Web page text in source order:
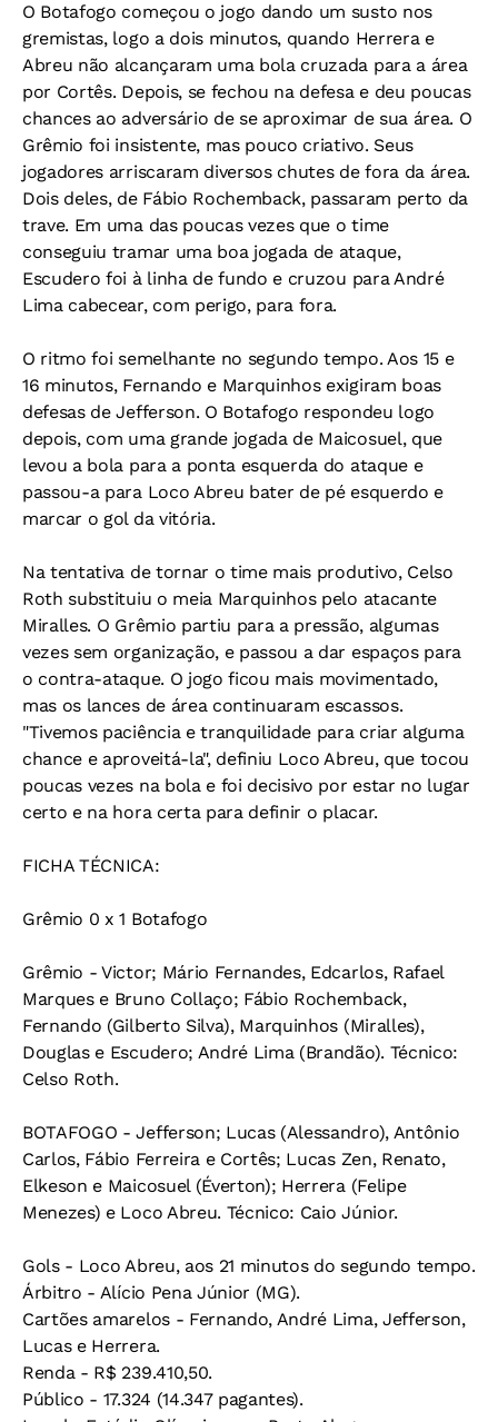
O Botafogo começou o jogo dando um susto nos
gremistas, logo a dois minutos, quando Herrera e
Abreu não alcançaram uma bola cruzada para a área
por Cortês. Depois, se fechou na defesa e deu poucas
chances ao adversário de se aproximar de sua área. O
Grêmio foi insistente, mas pouco criativo. Seus
jogadores arriscaram diversos chutes de fora da área.
Dois deles, de Fábio Rochemback, passaram perto da
trave. Em uma das poucas vezes que o time
conseguiu tramar uma boa jogada de ataque,
Escudero foi à linha de fundo e cruzou para André
Lima cabecear, com perigo, para fora.
O ritmo foi semelhante no segundo tempo. Aos 15 e
16 minutos, Fernando e Marquinhos exigiram boas
defesas de Jefferson. O Botafogo respondeu logo
depois, com uma grande jogada de Maicosuel, que
levou a bola para a ponta esquerda do ataque e
passou-a para Loco Abreu bater de pé esquerdo e
marcar o gol da vitória.
Na tentativa de tornar o time mais produtivo, Celso
Roth substituiu o meia Marquinhos pelo atacante
Miralles. O Grêmio partiu para a pressão, algumas
vezes sem organização, e passou a dar espaços para
o contra-ataque. O jogo ficou mais movimentado,
mas os lances de área continuaram escassos.
"Tivemos paciência e tranquilidade para criar alguma
chance e aproveitá-la", definiu Loco Abreu, que tocou
poucas vezes na bola e foi decisivo por estar no lugar
certo e na hora certa para definir o placar.
FICHA TÉCNICA:
Grêmio 0 x 1 Botafogo
Grêmio - Victor; Mário Fernandes, Edcarlos, Rafael
Marques e Bruno Collaço; Fábio Rochemback,
Fernando (Gilberto Silva), Marquinhos (Miralles),
Douglas e Escudero; André Lima (Brandão). Técnico:
Celso Roth.
BOTAFOGO - Jefferson; Lucas (Alessandro), Antônio
Carlos, Fábio Ferreira e Cortês; Lucas Zen, Renato,
Elkeson e Maicosuel (Éverton); Herrera (Felipe
Menezes) e Loco Abreu. Técnico: Caio Júnior.
Gols - Loco Abreu, aos 21 minutos do segundo tempo.
Árbitro - Alício Pena Júnior (MG).
Cartões amarelos - Fernando, André Lima, Jefferson,
Lucas e Herrera.
Renda - R$ 239.410,50.
Público - 17.324 (14.347 pagantes).